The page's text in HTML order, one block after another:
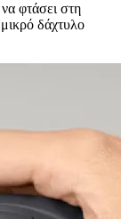
φτάσει στη
δάχτυλο